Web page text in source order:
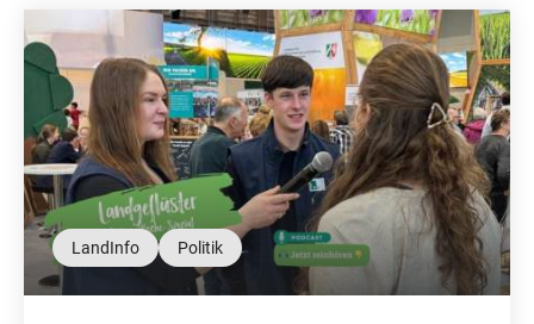
LandInfo Politik